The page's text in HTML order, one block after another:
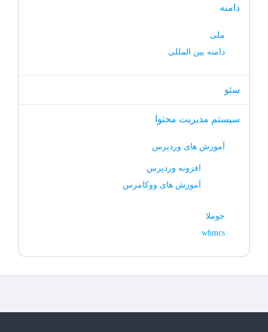
دامنه
ملی
دامنه بین المللی
سئو
سیستم مدیریت محتوا
آموزش های وردپرس
افزونه وردپرس
آموزش های ووکامرس
جوملا
whmcs